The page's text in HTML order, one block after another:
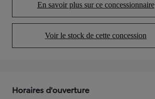
En savoir plus sur ce concessionnaire
(Opens in new tab)
Voir le stock de cette concession
(Opens in new tab)
Horaires d'ouverture